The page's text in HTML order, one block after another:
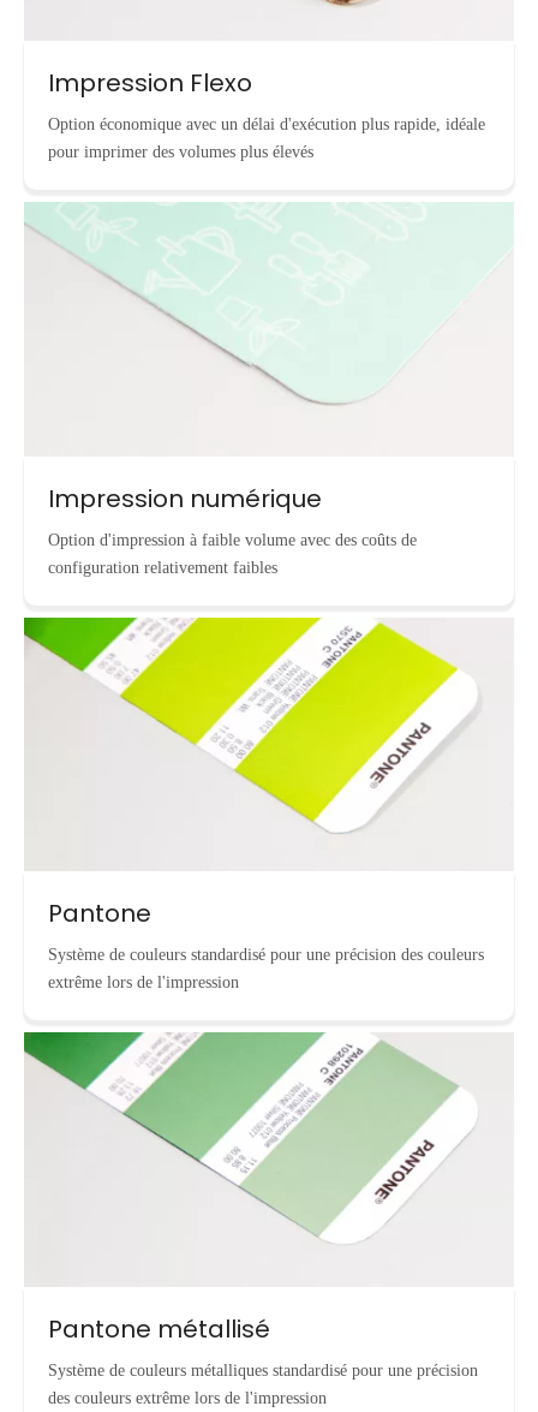
Impression Flexo
Option économique avec un délai d'exécution plus rapide, idéale
pour imprimer des volumes plus élevés
Impression numérique
Option d'impression à faible volume avec des coûts de
configuration relativement faibles
Pantone
Système de couleurs standardisé pour une précision des couleurs
extrême lors de l'impression
Pantone métallisé
Système de couleurs métalliques standardisé pour une précision
des couleurs extrême lors de l'impression